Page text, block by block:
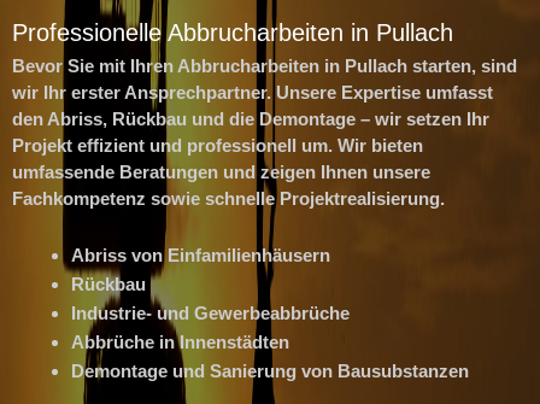
Professionelle Abbrucharbeiten in Pullach
Bevor Sie mit Ihren Abbrucharbeiten in Pullach starten, sind
wir Ihr erster Ansprechpartner. Unsere Expertise umfasst
den Abriss, Rückbau und die Demontage – wir setzen Ihr
Projekt effizient und professionell um. Wir bieten
umfassende Beratungen und zeigen Ihnen unsere
Fachkompetenz sowie schnelle Projektrealisierung.
Abriss von Einfamilienhäusern
Rückbau
Industrie- und Gewerbeabbrüche
Abbrüche in Innenstädten
Demontage und Sanierung von Bausubstanzen